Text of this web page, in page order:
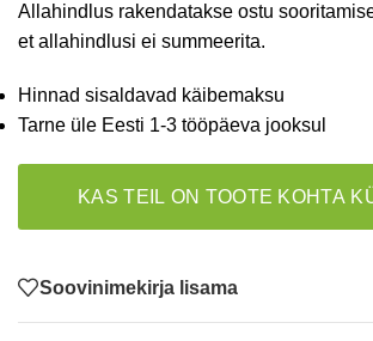
Allahindlus rakendatakse ostu
et allahindlusi ei summeerita.
Hinnad sisaldavad käibemaksu
Tarne üle Eesti 1-3 tööpäeva jooksul
KAS TEIL ON TOOTE KOHTA
Soovinimekirja lisama